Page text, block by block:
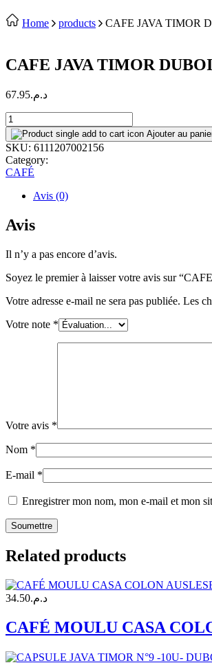
Home products CAFE JAVA TIMOR
CAFE JAVA TIMOR
د.م.67.95
CAFE
JAVA
TIMOR
DUBOIS
190G
quantity
Ajouter au
SKU: 6111207002156
Category:
CAFÉ
Avis (0)
Avis
Il n’y a pas encore d’avis.
Soyez le premier à laisser votre avis sur
Votre adresse e-mail ne sera pas publiée. Les
Votre note *
Votre avis *
Nom *
E-mail *
Enregistrer mon nom, mon e-mail et mon
Related products
د.م.34.50
CAFÉ MOULU CASA